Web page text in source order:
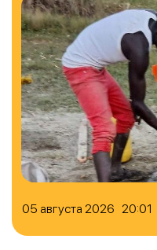
05 августа 2026 20:01